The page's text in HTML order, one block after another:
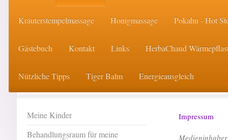
Kräuterstempelmassage Honigmassage Pokahu - Hot
Gästebuch Kontakt Links HerbaChaud
Nützliche Tipps Tiger Balm Energieausgleich
Impressum
Meine Kinder
Behandlungsraum für meine